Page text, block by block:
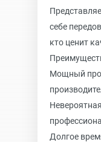
себе
кто ценит
Мощный
Долгое